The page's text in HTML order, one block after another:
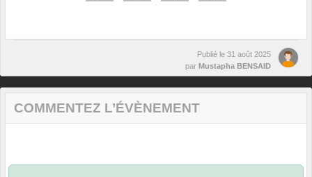
Publié le 31 août 2025
par Mustapha BENSAID
COMMENTEZ L’ÉVÈNEMENT